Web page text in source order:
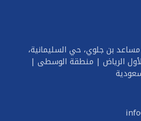
بن مساعد بن جلوي، حي السليمانية،
الدور الأول الرياض | منطقة الوسطى |